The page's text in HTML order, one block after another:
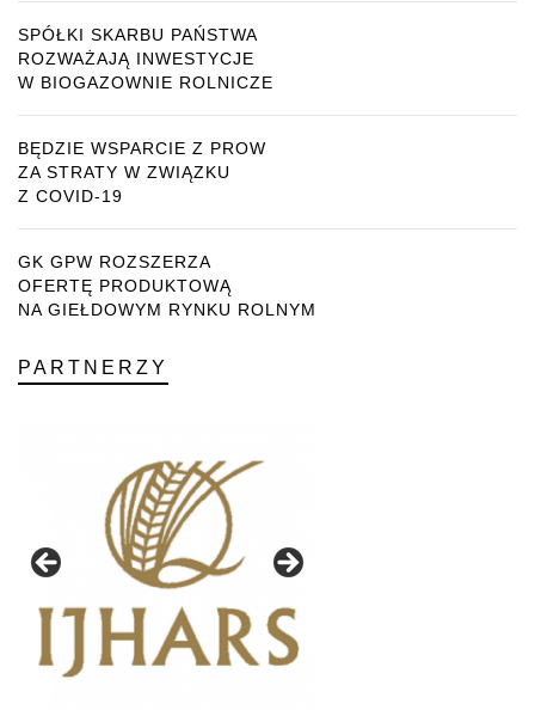
SPÓŁKI SKARBU PAŃSTWA
ROZWAŻAJĄ INWESTYCJE
W BIOGAZOWNIE ROLNICZE
BĘDZIE WSPARCIE Z PROW
ZA STRATY W ZWIĄZKU
Z COVID-19
GK GPW ROZSZERZA
OFERTĘ PRODUKTOWĄ
NA GIEŁDOWYM RYNKU ROLNYM
PARTNERZY